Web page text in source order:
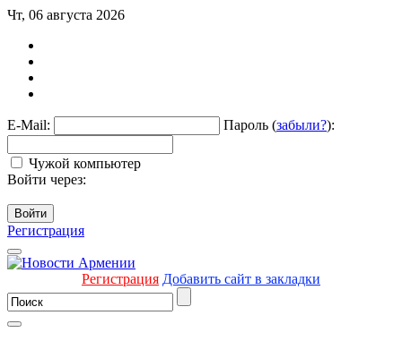
Чт, 06 августа 2026
E-Mail: Пароль (забыли?):
Чужой компьютер
Войти через:
Войти
Регистрация
Регистрация Добавить сайт в закладки